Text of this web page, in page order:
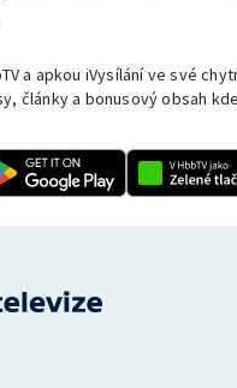
a apkou iVysílání ve své
články a bonusový obsah